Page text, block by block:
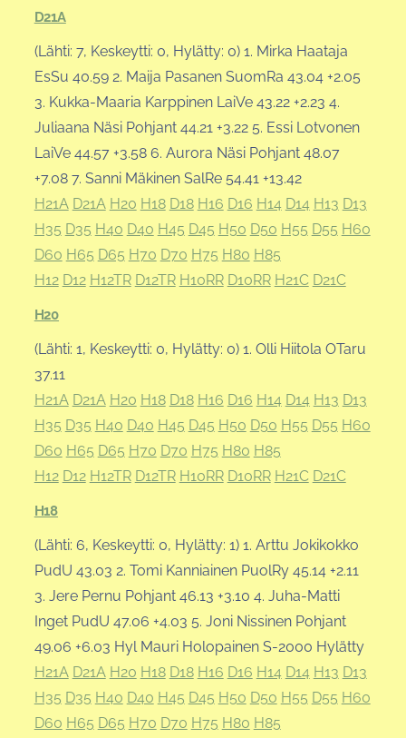
D21A
(Lähti: 7, Keskeytti: 0, Hylätty: 0) 1. Mirka Haataja
EsSu 40.59 2. Maija Pasanen SuomRa 43.04 +2.05
3. Kukka-Maaria Karppinen LaiVe 43.22 +2.23 4.
Juliaana Näsi Pohjant 44.21 +3.22 5. Essi Lotvonen
LaiVe 44.57 +3.58 6. Aurora Näsi Pohjant 48.07
+7.08 7. Sanni Mäkinen SalRe 54.41 +13.42
H21A D21A H20 H18 D18 H16 D16 H14 D14 H13 D13
H35 D35 H40 D40 H45 D45 H50 D50 H55 D55 H60
D60 H65 D65 H70 D70 H75 H80 H85
H12 D12 H12TR D12TR H10RR D10RR H21C D21C
H20
(Lähti: 1, Keskeytti: 0, Hylätty: 0) 1. Olli Hiitola OTaru
37.11
H21A D21A H20 H18 D18 H16 D16 H14 D14 H13 D13
H35 D35 H40 D40 H45 D45 H50 D50 H55 D55 H60
D60 H65 D65 H70 D70 H75 H80 H85
H12 D12 H12TR D12TR H10RR D10RR H21C D21C
H18
(Lähti: 6, Keskeytti: 0, Hylätty: 1) 1. Arttu Jokikokko
PudU 43.03 2. Tomi Kanniainen PuolRy 45.14 +2.11
3. Jere Pernu Pohjant 46.13 +3.10 4. Juha-Matti
Inget PudU 47.06 +4.03 5. Joni Nissinen Pohjant
49.06 +6.03 Hyl Mauri Holopainen S-2000 Hylätty
H21A D21A H20 H18 D18 H16 D16 H14 D14 H13 D13
H35 D35 H40 D40 H45 D45 H50 D50 H55 D55 H60
D60 H65 D65 H70 D70 H75 H80 H85